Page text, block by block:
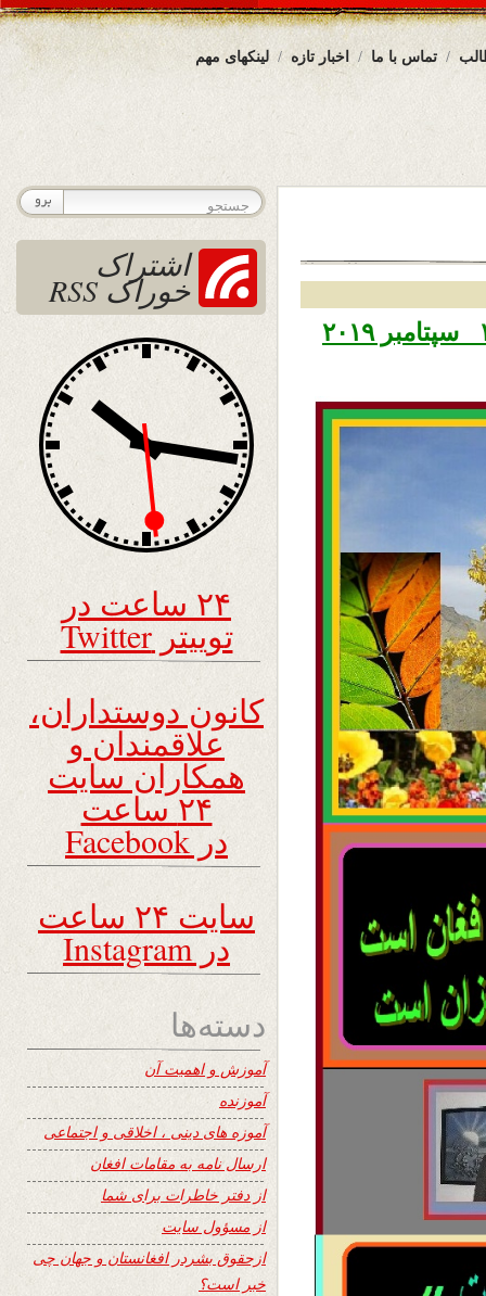
لینکهای مهم اخبار تازه تماس با ما
تاریخ نشر پنجشنبه ۲۱ سنبله ۱۳۹۸ – ۱۲ سپتامبر ۲۰۱۹
اشتراک
خوراک RSS
۲۴ ساعت در
توییتر Twitter
کانون دوستداران،
علاقمندان و
همکاران سایت
۲۴ ساعت
در Facebook
سایت ۲۴ ساعت
در Instagram
دسته‌ها
آموزش و اهمیت آن
آموزنده
آموزه های دینی ، اخلاقی و اجتماعی
ارسال نامه به مقامات افغان
از دفتر خاطرات برای شما
از مسؤول سایت
ازحقوق بشردر افغانستان و جهان چی
خبر است؟